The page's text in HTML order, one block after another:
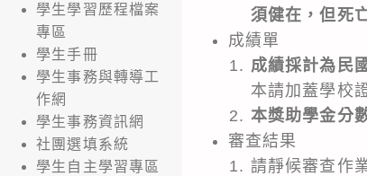
須健在，但死
成績單
成績採計為民
本請加蓋學校
本獎助學金分
審查結果
請靜候審查作
學生學習歷程檔案
專區
學生手冊
學生事務與轉導工
作網
學生事務資訊網
社團選填系統
學生自主學習專區